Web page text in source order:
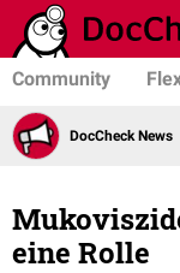
Community
DocCheck News
eine Rolle